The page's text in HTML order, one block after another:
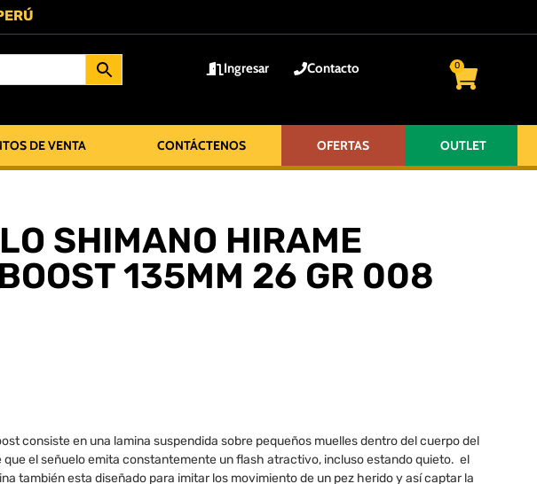
Ingresar Contacto 0
DE VENTA CONTÁCTENOS OFERTAS OUTLET
SHIMANO HIRAME
135MM 26 GR 008
consiste en una lamina suspendida sobre pequeños muelles dentro del cuerpo del
que el señuelo emita constantemente un flash atractivo, incluso estando quieto. el
también esta diseñado para imitar los movimiento de un pez herido y así captar la